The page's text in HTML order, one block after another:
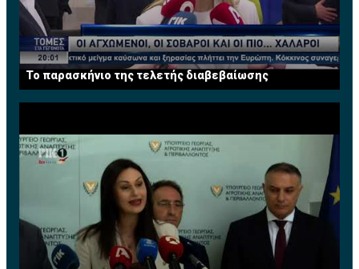
Το παρασκήνιο της τελετής διαβεβαίωσης